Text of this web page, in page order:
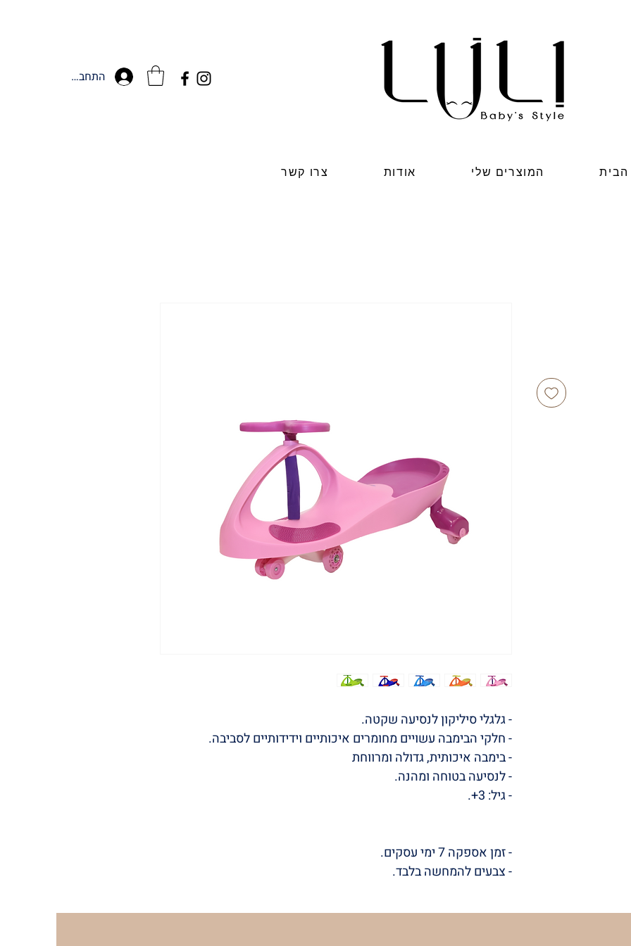
התחברות
הבית המוצרים שלי אודות צרו קשר
- גלגלי סיליקון לנסיעה שקטה.
- חלקי הבימבה עשויים מחומרים איכותיים וידידותיים לסביבה.
- בימבה איכותית, גדולה ומרווחת
- לנסיעה בטוחה ומהנה.
- גיל: 3+.
- זמן אספקה 7 ימי עסקים.
- צבעים להמחשה בלבד.